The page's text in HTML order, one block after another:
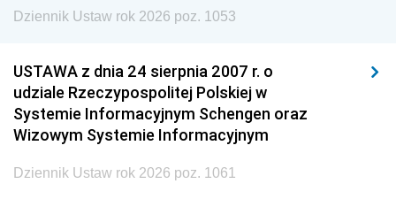
Dziennik Ustaw rok 2026 poz. 1053
USTAWA z dnia 24 sierpnia 2007 r. o
udziale Rzeczypospolitej Polskiej w
Systemie Informacyjnym Schengen oraz
Wizowym Systemie Informacyjnym
Dziennik Ustaw rok 2026 poz. 1061